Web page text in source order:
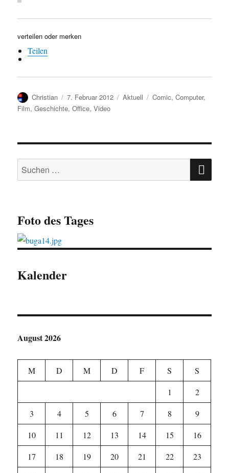
verteilen oder merken
Teilen
Autor
Christian
Veröffentlicht
am
7. Februar 2012 Kategorien
Aktuell Schlagwörter
Comic,Computer,
Film,Geschichte,Office,Video
Suchen
nach:
Foto des Tages
Kalender
August 2026
M D M D F S
S
1
2
3
4 5 6 7 8
9
10
11 12 13 14 15
16
17
18 19 20 21 22
23